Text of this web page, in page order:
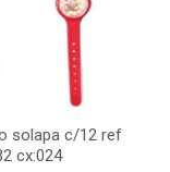
solapa c/12 ref
cx:024